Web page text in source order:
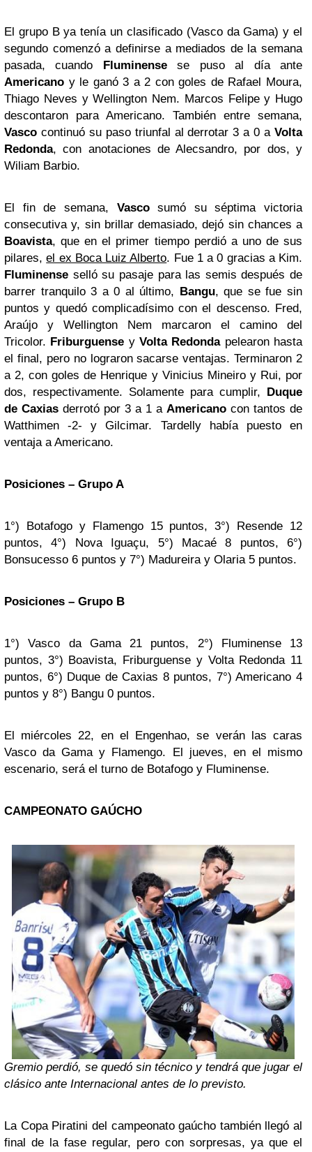
El grupo B ya tenía un clasificado (Vasco da Gama) y el
segundo comenzó a definirse a mediados de la semana
pasada, cuando Fluminensese puso al día ante
Americano y le ganó 3 a 2 con goles de Rafael Moura,
Thiago Neves y Wellington Nem. Marcos Felipe y Hugo
descontaron para Americano. También entre semana,
Vasco continuó su paso triunfal al derrotar 3 a 0 aVolta
Redonda, con anotaciones de Alecsandro, por dos, y
Wiliam Barbio.
El fin de semana, Vascosumó su séptima victoria
consecutiva y, sin brillar demasiado, dejó sin chances a
Boavista, que en el primer tiempo perdió a uno de sus
pilares,el ex Boca Luiz Alberto. Fue 1 a 0 gracias a Kim.
Fluminense selló su pasaje para las semis después de
barrer tranquilo 3 a 0 al último, Bangu, que se fue sin
puntos y quedó complicadísimo con el descenso. Fred,
Araújo y Wellington Nem marcaron el camino del
Tricolor. Friburguense yVolta Redondapelearon hasta
el final, pero no lograron sacarse ventajas. Terminaron 2
a 2, con goles de Henrique y Vinicius Mineiro y Rui, por
dos, respectivamente. Solamente para cumplir, Duque
de Caxias derrotó por 3 a 1 a Americano con tantos de
Watthimen -2- y Gilcimar. Tardelly había puesto en
ventaja a Americano.
Posiciones – Grupo A
1°) Botafogo y Flamengo 15 puntos, 3°) Resende 12
puntos, 4°) Nova Iguaçu, 5°) Macaé 8 puntos, 6°)
Bonsucesso 6 puntos y 7°) Madureira y Olaria 5 puntos.
Posiciones – Grupo B
1°) Vasco da Gama 21 puntos, 2°) Fluminense 13
puntos, 3°) Boavista, Friburguense y Volta Redonda 11
puntos, 6°) Duque de Caxias 8 puntos, 7°) Americano 4
puntos y 8°) Bangu 0 puntos.
El miércoles 22, en el Engenhao, se verán las caras
Vasco da Gama y Flamengo. El jueves, en el mismo
escenario, será el turno de Botafogo y Fluminense.
CAMPEONATO GAÚCHO
Gremio perdió, se quedó sin técnico y tendrá que jugar el
clásico ante Internacional antes de lo previsto.
La Copa Piratini del campeonato gaúcho también llegó al
final de la fase regular, pero con sorpresas, ya que el